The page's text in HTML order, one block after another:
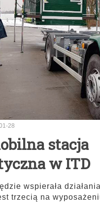
28
stacja
w ITD
wspierała
trzecią na